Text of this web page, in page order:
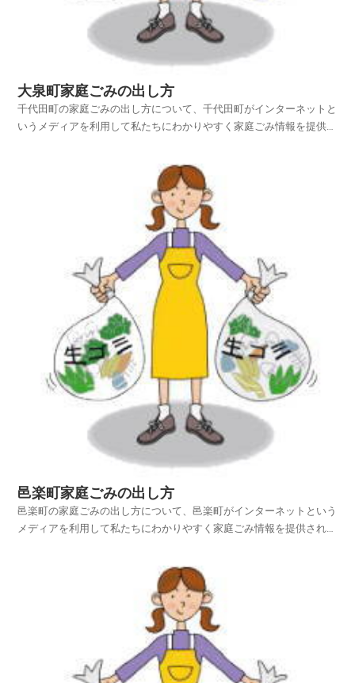
大泉町家庭ごみの出し方
千代田町の家庭ごみの出し方について、千代田町がインターネットと
いうメディアを利用して私たちにわかりやすく家庭ごみ情報を提供さ
のページを探し、千代田町の家庭ごみの出し方を項目別に紹介してお
りますのでご活用いただければ幸いです。平成25年4月...
邑楽町家庭ごみの出し方
邑楽町の家庭ごみの出し方について、邑楽町がインターネットという
メディアを利用して私たちにわかりやすく家庭ごみ情報を提供されて
ジを探し、邑楽町の家庭ごみの出し方を項目別に紹介しておりますの
でご活用いただければ幸いです。平成25年4月1日から...